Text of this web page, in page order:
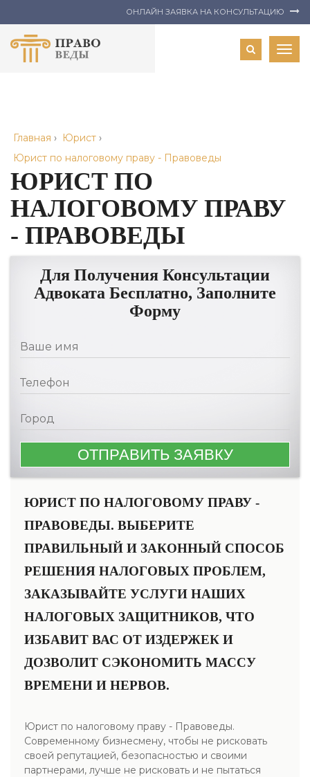
ОНЛАЙН ЗАЯВКА НА КОНСУЛЬТАЦИЮ
Главная › Юрист ›
Юрист по налоговому праву - Правоведы
ЮРИСТ ПО
НАЛОГОВОМУ ПРАВУ
- ПРАВОВЕДЫ
Для Получения Консультации
Адвоката Бесплатно, Заполните
Форму
ЮРИСТ ПО НАЛОГОВОМУ ПРАВУ -
ПРАВОВЕДЫ. ВЫБЕРИТЕ
ПРАВИЛЬНЫЙ И ЗАКОННЫЙ СПОСОБ
РЕШЕНИЯ НАЛОГОВЫХ ПРОБЛЕМ,
ЗАКАЗЫВАЙТЕ УСЛУГИ НАШИХ
НАЛОГОВЫХ ЗАЩИТНИКОВ, ЧТО
ИЗБАВИТ ВАС ОТ ИЗДЕРЖЕК И
ДОЗВОЛИТ СЭКОНОМИТЬ МАССУ
ВРЕМЕНИ И НЕРВОВ.
Юрист по налоговому праву - Правоведы.
Современному бизнесмену, чтобы не рисковать
своей репутацией, безопасностью и своими
партнерами, лучше не рисковать и не пытаться